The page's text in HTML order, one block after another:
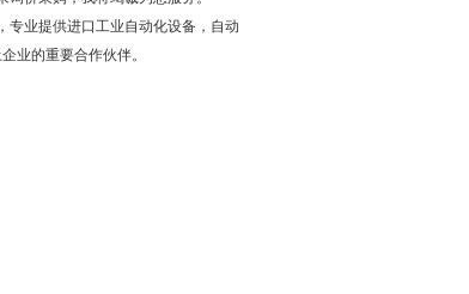
专业提供进口工业自动化设备，自动
业的重要合作伙伴。